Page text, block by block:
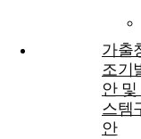
가출
조기
안 및
스템
안